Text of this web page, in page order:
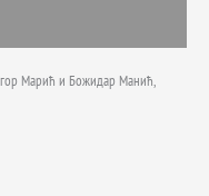
Марић и Божидар Манић,